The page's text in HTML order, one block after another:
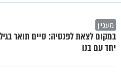
מעניין
יחד עם בנו